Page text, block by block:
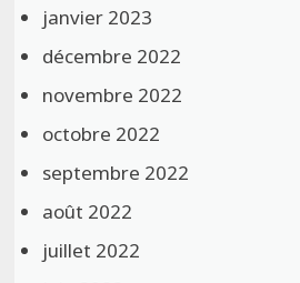
janvier 2023
décembre 2022
novembre 2022
octobre 2022
septembre 2022
août 2022
juillet 2022